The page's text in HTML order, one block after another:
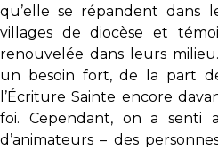
qu’elle se répandent dans
villages de diocèse et
renouvelée dans leurs
un besoin fort, de la part
l’Écriture Sainte encore
foi. Cependant, on a senti
d’animateurs – des